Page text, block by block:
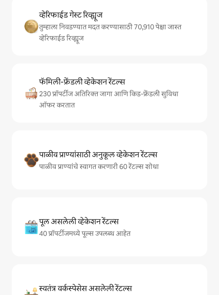
व्हेरिफाईड गेस्ट रिव्ह्यूज
तुम्हाला निवडण्यात मदत करण्यासाठी 70,910 पेक्षा जास्त
व्हेरिफाईड रिव्ह्यूज
फॅमिली-फ्रेंडली व्हेकेशन रेंटल्स
230 प्रॉपर्टीज अतिरिक्त जागा आणि किड-फ्रेंडली सुविधा
ऑफर करतात
पाळीव प्राण्यांसाठी अनुकूल व्हेकेशन रेंटल्स
पाळीव प्राण्यांचे स्वागत करणारी 60 रेंटल्स शोधा
पूल असलेली व्हेकेशन रेंटल्स
40 प्रॉपर्टीजमध्ये पूल्स उपलब्ध आहेत
स्वतंत्र वर्कस्पेसेस असलेली रेंटल्स